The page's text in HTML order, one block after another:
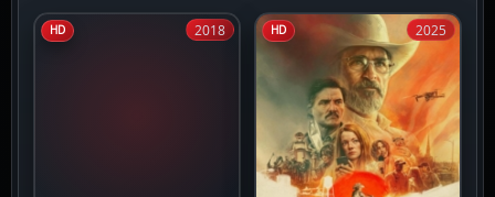
HD 2018 HD 2025